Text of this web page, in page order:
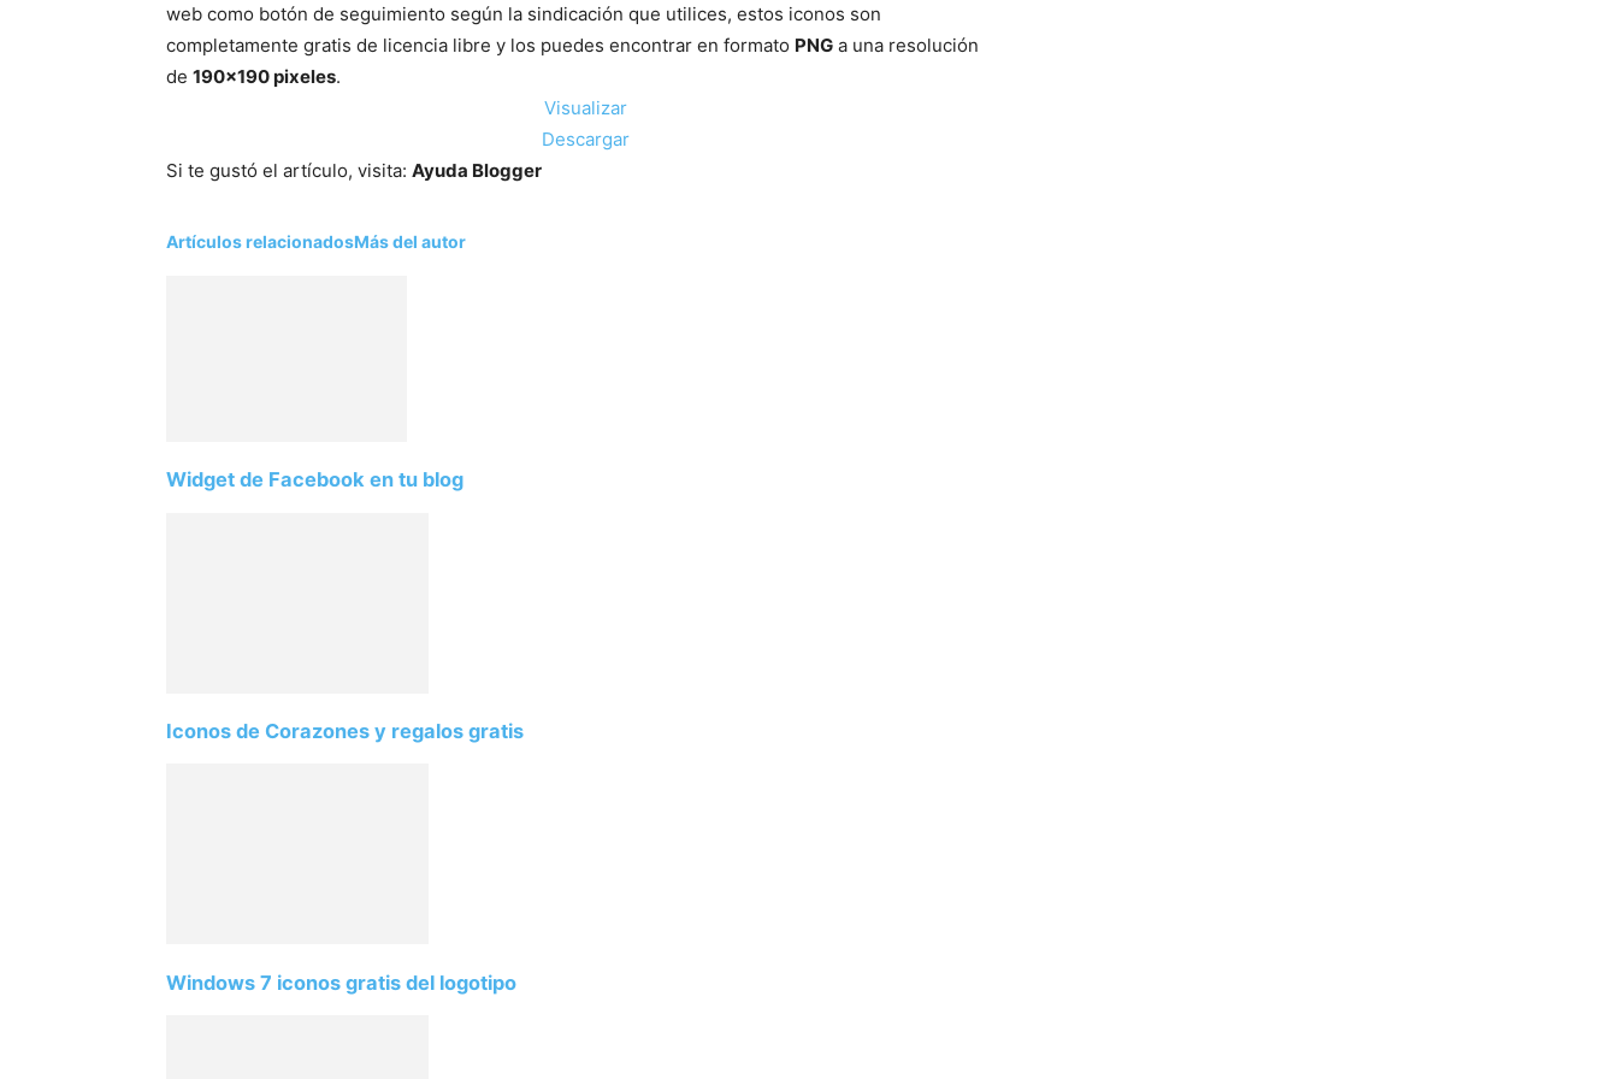
web como botón de seguimiento según la sindicación que utilices, estos iconos son
completamente gratis de licencia libre y los puedes encontrar en formato PNG a una resolución
de 190×190 pixeles.
Visualizar
Descargar
Si te gustó el artículo, visita: Ayuda Blogger
Artículos relacionadosMás del autor
Widget de Facebook en tu blog
Iconos de Corazones y regalos gratis
Windows 7 iconos gratis del logotipo